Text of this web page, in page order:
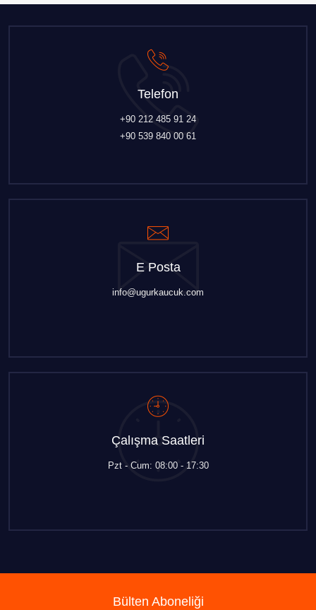
Telefon
+90 212 485 91 24
+90 539 840 00 61
E Posta
info@ugurkaucuk.com
Çalışma Saatleri
Pzt - Cum: 08:00 - 17:30
Bülten Aboneliği